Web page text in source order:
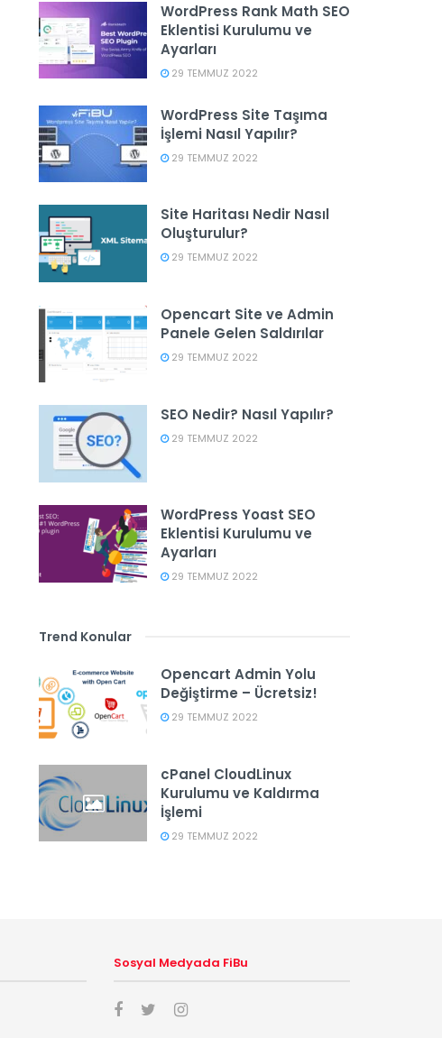
WordPress Rank Math SEO
Eklentisi Kurulumu ve
Ayarları
29 TEMMUZ 2022
WordPress Site Taşıma
İşlemi Nasıl Yapılır?
29 TEMMUZ 2022
Site Haritası Nedir Nasıl
Oluşturulur?
29 TEMMUZ 2022
Opencart Site ve Admin
Panele Gelen Saldırılar
29 TEMMUZ 2022
SEO Nedir? Nasıl Yapılır?
29 TEMMUZ 2022
WordPress Yoast SEO
Eklentisi Kurulumu ve
Ayarları
29 TEMMUZ 2022
Trend Konular
Opencart Admin Yolu
Değiştirme – Ücretsiz!
29 TEMMUZ 2022
cPanel CloudLinux
Kurulumu ve Kaldırma
İşlemi
29 TEMMUZ 2022
Sosyal Medyada FiBu